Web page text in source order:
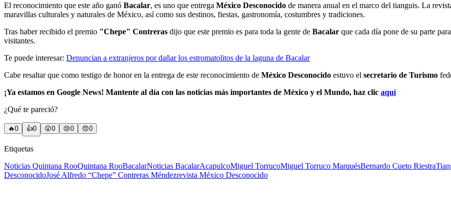
El reconocimiento que este año ganó Bacalar, es uno que entrega México Desconocido de manera anual en el marco del tianguis. La
maravillas culturales y naturales de México, así como sus destinos, fiestas, gastronomía, costumbres y tradiciones.
Tras haber recibido el premio "Chepe" Contreras dijo que este premio es para toda la gente de Bacalar que cada día pone de su parte
visitantes.
Te puede interesar: Denuncian a extranjeros por dañar los estromatolitos de la laguna de Bacalar
Cabe resaltar que como testigo de honor en la entrega de este reconocimiento de México Desconocido estuvo el secretario de Turismo
¡Ya estamos en Google News! Mantente al día con las noticias más importantes de México y el Mundo, haz clic aquí
¿Qué te pareció?
🔥0 👍0 😲0 😢0 😠0
Etiquetas
Noticias Quintana RooQuintana RooBacalarNoticias BacalarAcapulcoMiguel TorrucoMiguel Torruco MarquésBernardo Cueto Riestra
DesconocidoJosé Alfredo “Chepe” Contreras Méndezrevista México Desconocido